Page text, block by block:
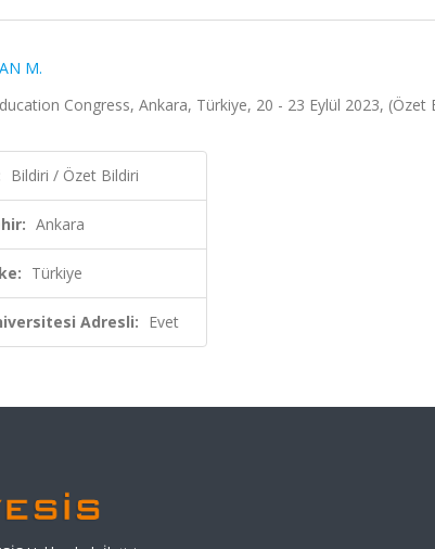
M.
Congress, Ankara, Türkiye, 20 - 23 Eylül 2023, (Özet
Bildiri / Özet Bildiri
Ankara
Türkiye
Adresli: Evet